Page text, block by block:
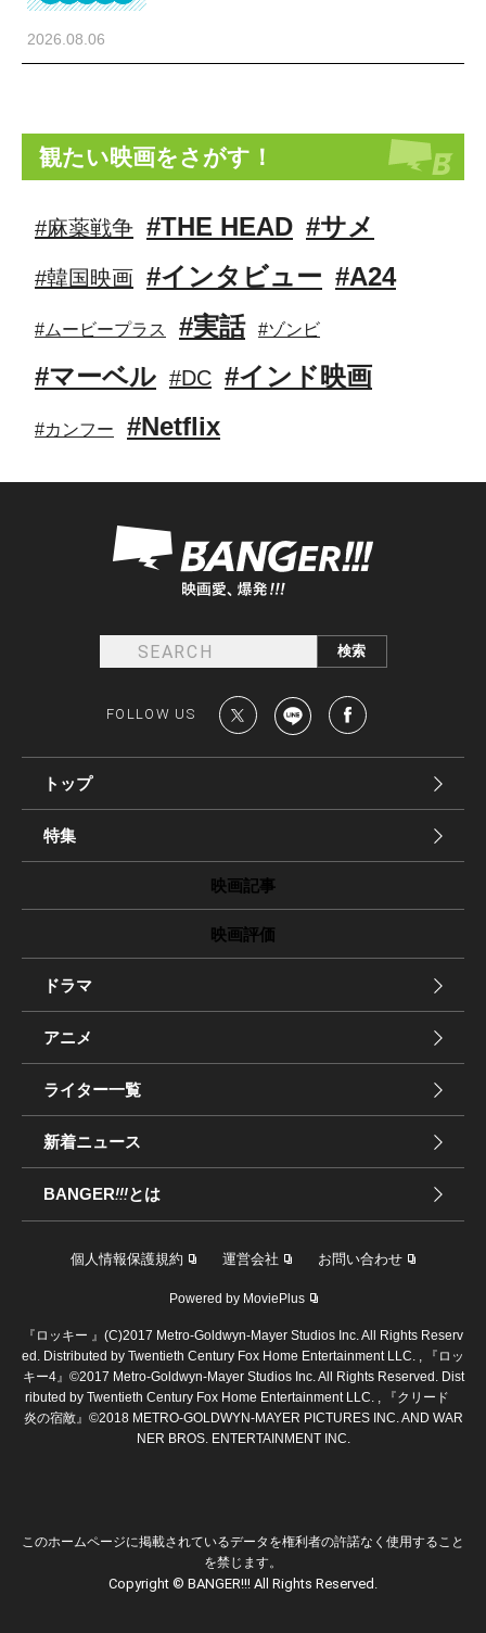
2026.08.06
観たい映画をさがす！
#麻薬戦争 #THE HEAD #サメ
#韓国映画 #インタビュー #A24
#ムービープラス #実話 #ゾンビ
#マーベル #DC #インド映画
#カンフー #Netflix
FOLLOW US
トップ
特集
映画記事
映画評価
ドラマ
アニメ
ライター一覧
新着ニュース
BANGER!!!とは
個人情報保護規約 運営会社 お問い合わせ
Powered by MoviePlus
『ロッキー 』(C)2017 Metro-Goldwyn-Mayer Studios Inc. All Rights Reserv
ed. Distributed by Twentieth Century Fox Home Entertainment LLC. , 『ロッ
キー4』©2017 Metro-Goldwyn-Mayer Studios Inc. All Rights Reserved. Dist
ributed by Twentieth Century Fox Home Entertainment LLC. , 『クリード
炎の宿敵』©2018 METRO-GOLDWYN-MAYER PICTURES INC. AND WAR
NER BROS. ENTERTAINMENT INC.
このホームページに掲載されているデータを権利者の許諾なく使用すること
を禁じます。
Copyright © BANGER!!! All Rights Reserved.